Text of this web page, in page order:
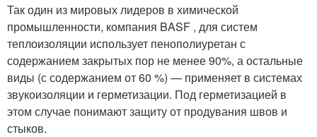
Так один из мировых лидеров в химической
промышленности, компания BASF , для систем
теплоизоляции использует пенополиуретан с
содержанием закрытых пор не менее 90%, а остальные
виды (с содержанием от 60 %) — применяет в системах
звукоизоляции и герметизации. Под герметизацией в
этом случае понимают защиту от продувания швов и
стыков.